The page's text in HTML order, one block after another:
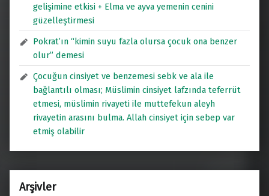
gelişimine etkisi + Elma ve ayva yemenin cenini
güzelleştirmesi
Pokrat’ın “kimin suyu fazla olursa çocuk ona benzer
olur” demesi
Çocuğun cinsiyet ve benzemesi sebk ve ala ile
bağlantılı olması; Müslimin cinsiyet lafzında teferrüt
etmesi, müslimin rivayeti ile muttefekun aleyh
rivayetin arasını bulma. Allah cinsiyet için sebep var
etmiş olabilir
Arşivler